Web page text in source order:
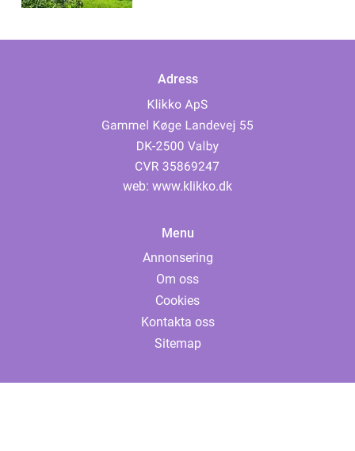
Adress
web: www.klikko.dk
Menu
Annonsering
Om oss
Cookies
Kontakta oss
Sitemap